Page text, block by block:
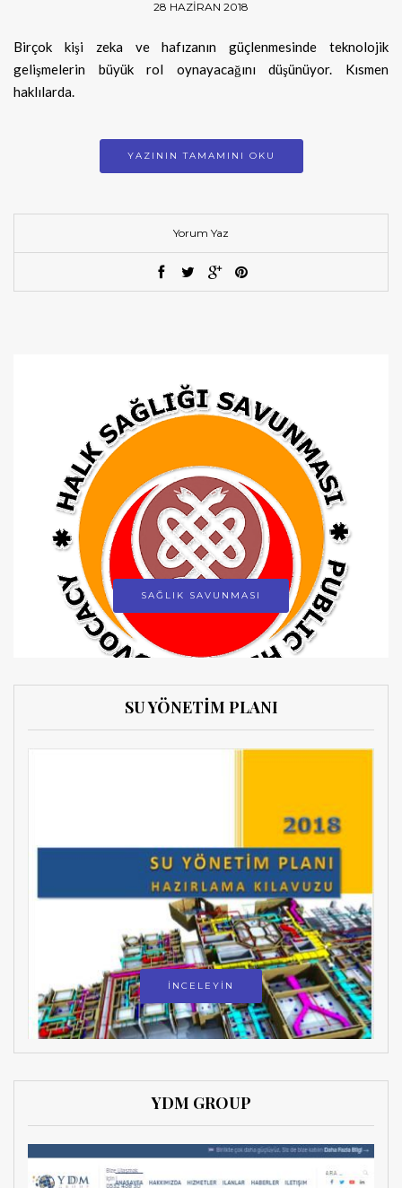
28 HAZIRAN 2018
Birçok kişi zeka ve hafızanın güçlenmesinde teknolojik
gelişmelerin büyük rol oynayacağını düşünüyor. Kısmen
haklılarda.
YAZININ TAMAMINI OKU
Yorum Yaz
SAĞLIK SAVUNMASI
SU YÖNETİM PLANI
İNCELEYİN
YDM GROUP